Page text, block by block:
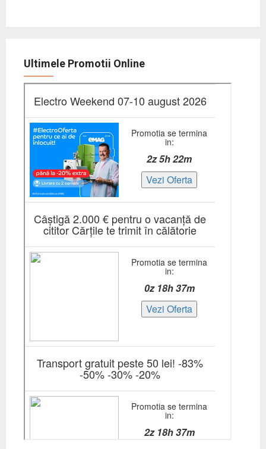
Ultimele Promotii Online